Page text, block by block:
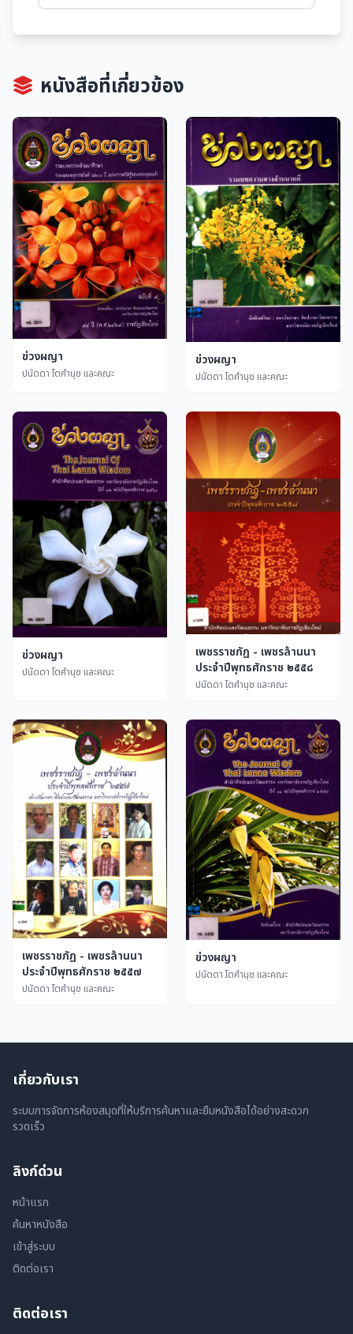
หนังสือที่เกี่ยวข้อง
ข่วงผญา
ปนัดดา โตคำนุช และคณะ
ข่วงผญา
ปนัดดา โตคำนุช และคณะ
ข่วงผญา
ปนัดดา โตคำนุช และคณะ
เพชรราชภัฏ - เพชรล้านนา
ประจำปีพุทธศักราช ๒๕๕๘
ปนัดดา โตคำนุช และคณะ
เพชรราชภัฏ - เพชรล้านนา
ประจำปีพุทธศักราช ๒๕๕๗
ปนัดดา โตคำนุช และคณะ
ข่วงผญา
ปนัดดา โตคำนุช และคณะ
เกี่ยวกับเรา
ระบบการจัดการห้องสมุดที่ให้บริการค้นหาและยืมหนังสือได้อย่างสะดวก
รวดเร็ว
ลิงก์ด่วน
หน้าแรก
ค้นหาหนังสือ
เข้าสู่ระบบ
ติดต่อเรา
ติดต่อเรา